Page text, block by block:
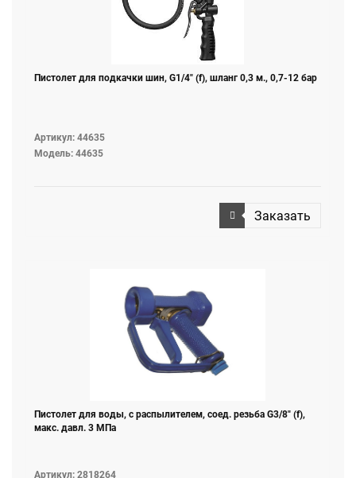
Пистолет для подкачки шин, G1/4" (f), шланг 0,3 м., 0,7-12 бар
Артикул: 44635
Модель: 44635
Заказать
Пистолет для воды, с распылителем, соед. резьба G3/8" (f),
макс. давл. 3 МПа
Артикул: 2818264